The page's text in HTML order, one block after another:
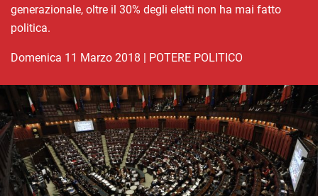
generazionale, oltre il 30% degli eletti non ha mai fatto
politica.
domenica 11 Marzo 2018 | POTERE POLITICO